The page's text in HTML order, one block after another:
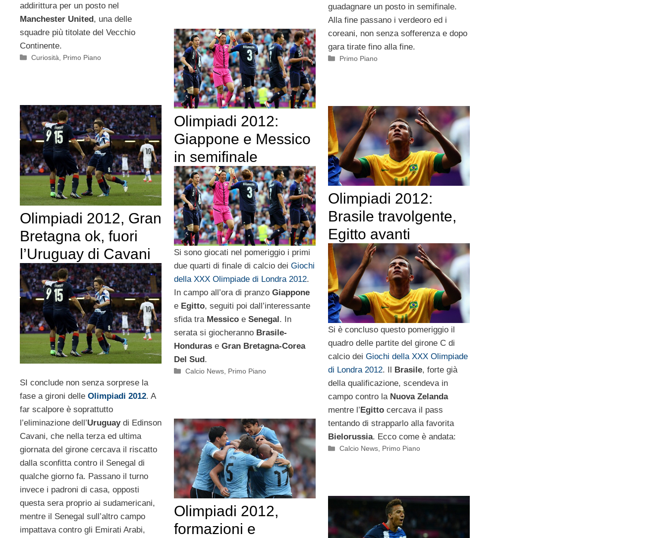
addirittura per un posto nel
Manchester United, una delle
squadre più titolate del Vecchio
Continente.
Categorie
Curiosità Primo Piano
guadagnare un posto in semifinale.
Alla fine passano i verdeoro ed i
coreani, non senza sofferenza e dopo
gara tirate fino alla fine.
Categorie
Primo Piano
Olimpiadi 2012:
Giappone e Messico
in semifinale
Si sono giocati nel pomeriggio i primi
due quarti di finale di calcio dei Giochi
della XXX Olimpiade di Londra 2012.
In campo all’ora di pranzoGiappone
e Egitto, seguiti poi dall’interessante
sfida tra Messicoe Senegal. In
serata si giocheranno Brasile-
Hondurase Gran Bretagna-Corea
Del Sud.
Categorie
Calcio News Primo Piano
Olimpiadi 2012, Gran
Bretagna ok, fuori
l’Uruguay di Cavani
SI conclude non senza sorprese la
fase a gironi delle Olimpiadi 2012. A
far scalpore è soprattutto
l’eliminazione dell’Uruguaydi Edinson
Cavani, che nella terza ed ultima
giornata del girone cercava il riscatto
dalla sconfitta contro il Senegal di
qualche giorno fa. Passano il turno
invece i padroni di casa, opposti
questa sera proprio ai sudamericani,
mentre il Senegal sull’altro campo
impattava contro gli Emirati Arabi,
Olimpiadi 2012:
Brasile travolgente,
Egitto avanti
Si è concluso questo pomeriggio il
quadro delle partite del girone C di
calcio dei Giochi della XXX Olimpiade
di Londra 2012. Il Brasile, forte già
della qualificazione, scendeva in
campo contro la Nuova Zelanda
mentre l’ Egittocercava il pass
tentando di strapparlo alla favorita
Bielorussia. Ecco come è andata:
Categorie
Calcio News, Primo Piano
Olimpiadi 2012,
formazioni e